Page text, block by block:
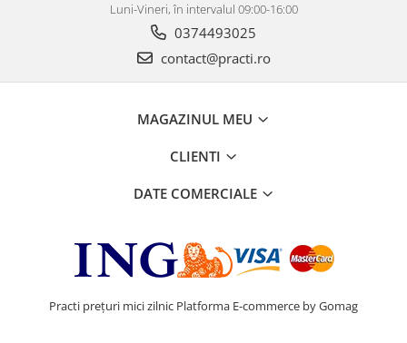
Luni-Vineri, în intervalul 09:00-16:00
0374493025
contact@practi.ro
MAGAZINUL MEU
CLIENTI
DATE COMERCIALE
Practi prețuri mici zilnic Platforma E-commerce by Gomag